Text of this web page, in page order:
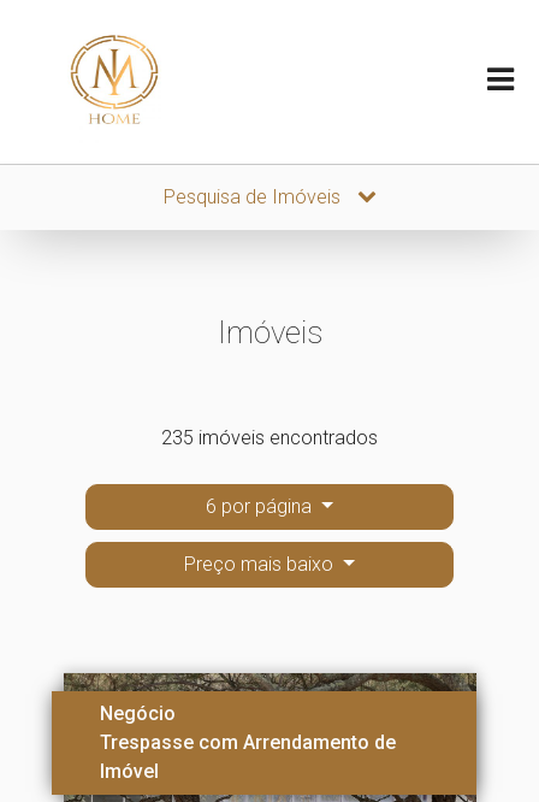
Pesquisa de Imóveis
Imóveis
235 imóveis encontrados
6 por página
Preço mais baixo
Negócio
Trespasse com Arrendamento de
Imóvel